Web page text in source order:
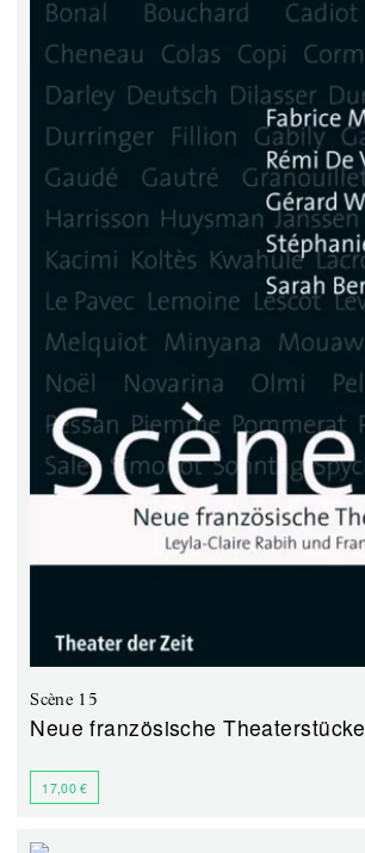
Scène 15
Neue französische Theaterstücke
17,00 €